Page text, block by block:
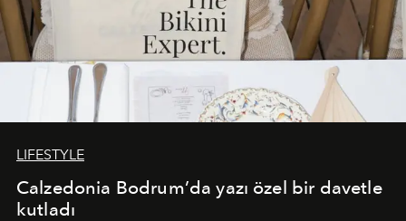
LIFESTYLE
Calzedonia Bodrum’da yazı özel bir davetle
kutladı